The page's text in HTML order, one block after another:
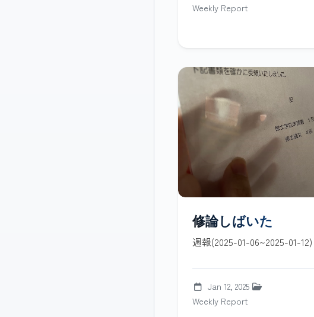
Weekly Report
修論しばいた
週報(2025-01-06~2025-01-12)
Jan 12, 2025
Weekly Report